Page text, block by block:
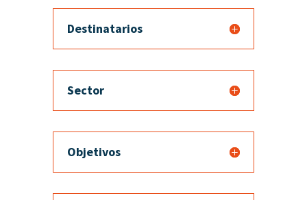
Destinatarios
Sector
Objetivos